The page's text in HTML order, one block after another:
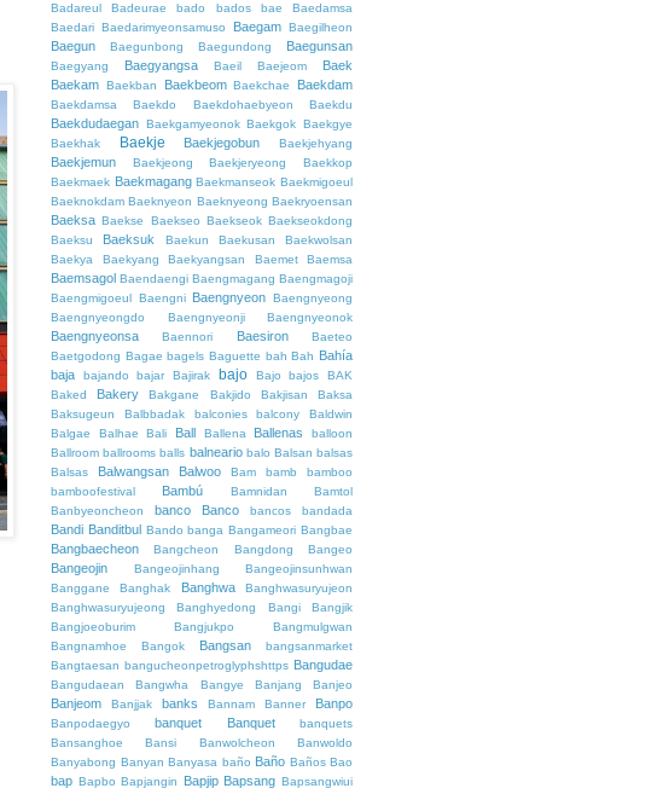
Badareul
Badeurae bado bados bae
Baedamsa
Baedari Baedarimyeonsamuso Baegam Baegilheon
Baegun Baegunbong Baegundong Baegunsan
Baegyang Baegyangsa Baeil Baejeom
Baek
Baekam Baekban Baekbeom Baekchae Baekdam
Baekdamsa Baekdo Baekdohaebyeon Baekdu
Baekdudaegan Baekgamyeonok Baekgok Baekgye
Baekhak
Baekje Baekjegobun Baekjehyang
Baekjemun Baekjeong Baekjeryeong
Baekkop
Baekmaek Baekmagang Baekmanseok Baekmigoeul
Baeknokdam Baeknyeon Baeknyeong Baekryoensan
Baeksa Baekse Baekseo Baekseok Baekseokdong
Baeksu
Baeksuk Baekun Baekusan
Baekwolsan
Baekya
Baekyang Baekyangsan Baemet Baemsa
Baemsagol Baendaengi Baengmagang Baengmagoji
Baengmigoeul Baengni Baengnyeon Baengnyeong
Baengnyeongdo
Baengnyeonji Baengnyeonok
Baengnyeonsa Baennori Baesiron
Baeteo
Baetgodong Bagae bagels Baguette bah Bah Bahía
baja
bajando bajar Bajirak bajo Bajo bajos
BAK
Baked
Bakery Bakgane Bakjido Bakjisan
Baksa
Baksugeun
Balbbadak balconies balcony
Baldwin
Balgae
Balhae Bali Ball Ballena Ballenas
balloon
Ballroom ballrooms balls balneario balo Balsan balsas
Balsas
Balwangsan Balwoo Bam bamb
bamboo
bamboofestival
Bambú Bamnidan
Bamtol
Banbyeoncheon
banco Banco bancos bandada
Bandi Banditbul Bando banga Bangameori Bangbae
Bangbaecheon Bangcheon Bangdong Bangeo
Bangeojin Bangeojinhang
Bangeojinsunhwan
Banggane
Banghak Banghwa
Banghwasuryujeon
Banghwasuryujeong
Banghyedong Bangi
Bangjik
Bangjoeoburim
Bangjukpo
Bangmulgwan
Bangnamhoe
Bangok Bangsan
bangsanmarket
Bangtaesan bangucheonpetroglyphshttps Bangudae
Bangudaean Bangwha Bangye Banjang Banjeo
Banjeom Banjjak banks Bannam Banner Banpo
Banpodaegyo banquet Banquet
banquets
Bansanghoe
Bansi Banwolcheon
Banwoldo
Banyabong Banyan Banyasa baño Baño Baños Bao
bap Bapbo Bapjangin Bapjip Bapsang Bapsangwiui